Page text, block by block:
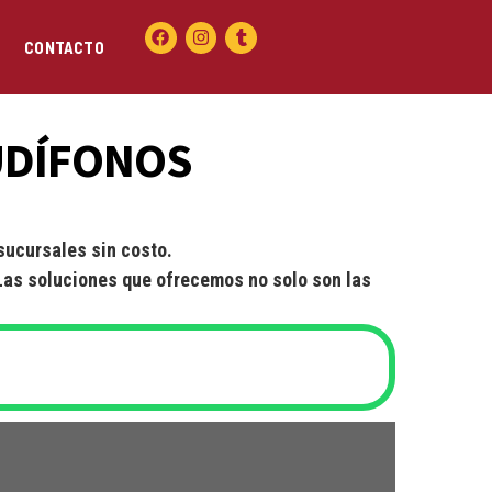
CONTACTO
sin costo.
soluciones que ofrecemos no solo son las